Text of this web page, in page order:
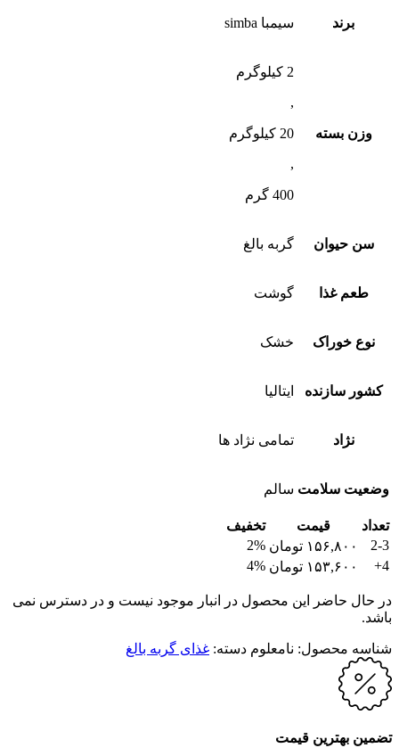
برند سیمبا simba
وزن بسته
2 کیلوگرم
,
20 کیلوگرم
,
400 گرم
سن حیوان گربه بالغ
طعم غذا گوشت
نوع خوراک خشک
کشور سازنده ایتالیا
نژاد تمامی نژاد ها
وضعیت سلامت سالم
تعداد قیمت
تخفیف
2-3
۱۵۶,۸۰۰ تومان 2%
4+
۱۵۳,۶۰۰ تومان 4%
در حال حاضر این محصول در انبار موجود نیست و در دسترس نمی
باشد.
شناسه محصول: نامعلوم دسته: غذای گربه بالغ
تضمین بهترین قیمت